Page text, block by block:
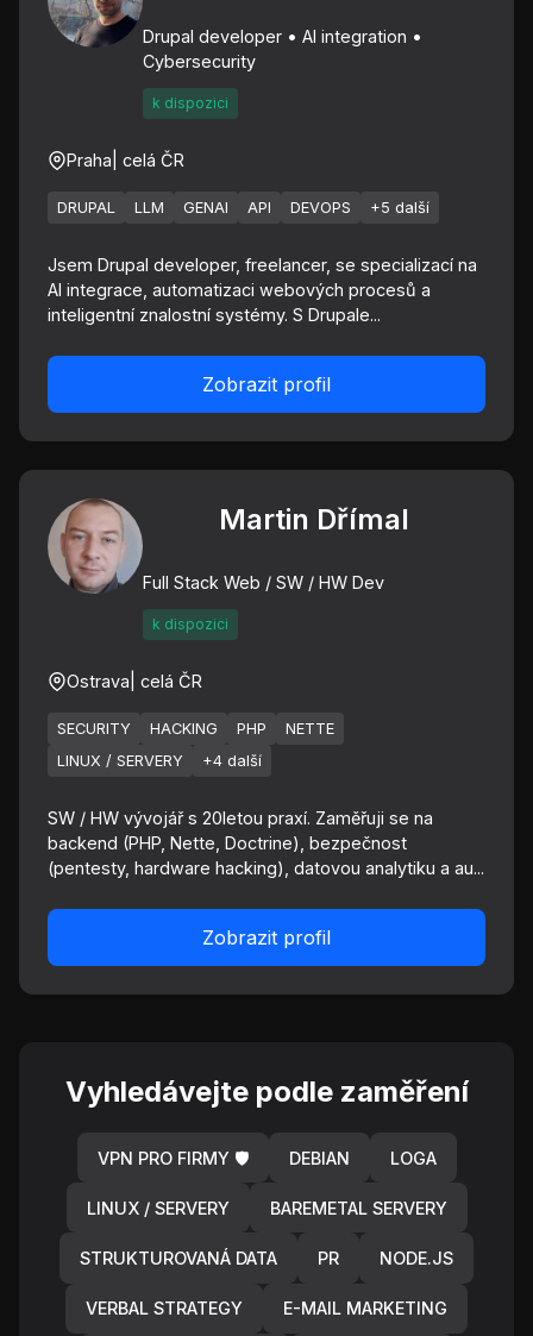
Drupal developer • AI integration •
Cybersecurity
k dispozici
Praha | celá ČR
DRUPAL LLM GENAI API DEVOPS +5 další
Jsem Drupal developer, freelancer, se specializací na
AI integrace, automatizaci webových procesů a
inteligentní znalostní systémy. S Drupale...
Zobrazit profil
Martin Dřímal
Full Stack Web / SW / HW Dev
k dispozici
Ostrava | celá ČR
SECURITY HACKING PHP
NETTE
LINUX / SERVERY
+4 další
SW / HW vývojář s 20letou praxí. Zaměřuji se na
backend (PHP, Nette, Doctrine), bezpečnost
(pentesty, hardware hacking), datovou analytiku a au...
Zobrazit profil
Vyhledávejte podle zaměření
VPN PRO FIRMY 🛡️ DEBIAN LOGA
LINUX / SERVERY BAREMETAL SERVERY
STRUKTUROVANÁ DATA PR NODE.JS
VERBAL STRATEGY E-MAIL MARKETING